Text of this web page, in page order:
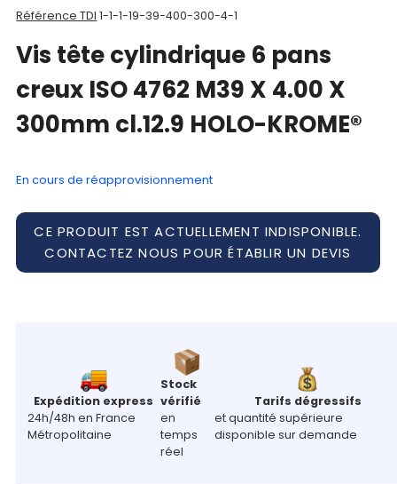
panier
Contact
Référence TDI 1-1-1-19-39-400-300-4-1
Vis tête cylindrique 6 pans
creux ISO 4762 M39 X 4.00 X
300mm cl.12.9 HOLO-KROME®
En cours de réapprovisionnement
CE PRODUIT EST ACTUELLEMENT INDISPONIBLE.
CONTACTEZ NOUS POUR ÉTABLIR UN DEVIS
Expédition express
24h/48h en France
Métropolitaine
Stock
vérifié
en
temps
réel
Tarifs dégressifs
et quantité supérieure
disponible sur demande